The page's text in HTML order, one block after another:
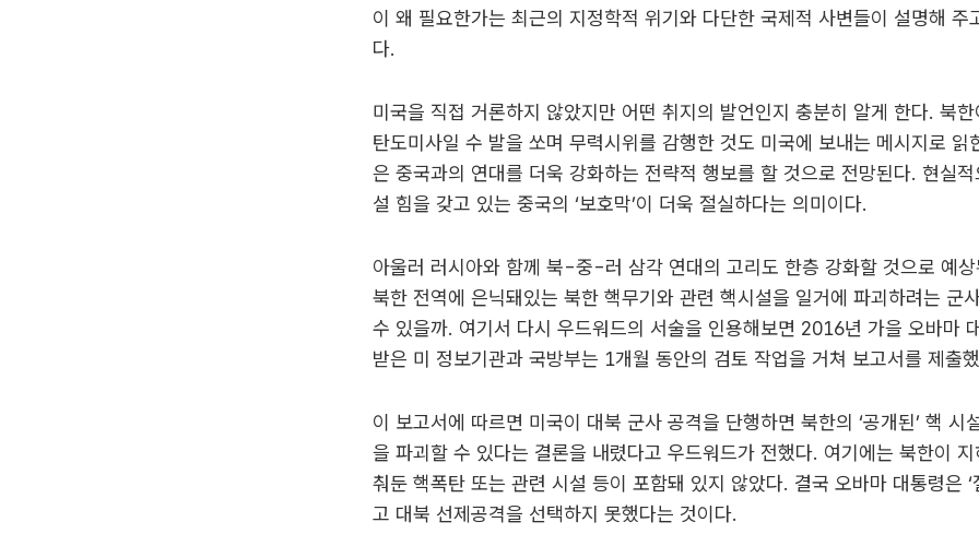
이 왜 필요한가는 최근의 지정학적 위기와 다단한 국제적 사변들이 설명해 주
다.
미국을 직접 거론하지 않았지만 어떤 취지의 발언인지 충분히 알게 한다. 북
탄도미사일 수 발을 쏘며 무력시위를 감행한 것도 미국에 보내는 메시지로 읽
은 중국과의 연대를 더욱 강화하는 전략적 행보를 할 것으로 전망된다. 현실
설 힘을 갖고 있는 중국의 ‘보호막’이 더욱 절실하다는 의미이다.
아울러 러시아와 함께 북-중-러 삼각 연대의 고리도 한층 강화할 것으로 예
북한 전역에 은닉돼있는 북한 핵무기와 관련 핵시설을 일거에 파괴하려는 군
수 있을까. 여기서 다시 우드워드의 서술을 인용해보면 2016년 가을 오바마
받은 미 정보기관과 국방부는 1개월 동안의 검토 작업을 거쳐 보고서를 제출
이 보고서에 따르면 미국이 대북 군사 공격을 단행하면 북한의 ‘공개된’ 핵 시
을 파괴할 수 있다는 결론을 내렸다고 우드워드가 전했다. 여기에는 북한이
춰둔 핵폭탄 또는 관련 시설 등이 포함돼 있지 않았다. 결국 오바마 대통령은 ‘
고 대북 선제공격을 선택하지 못했다는 것이다.